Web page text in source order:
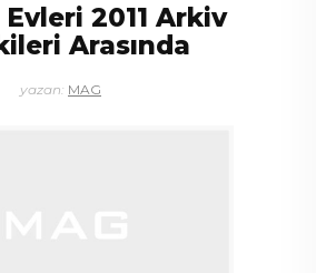
2011 Arkiv
Arasında
yazan: MAG